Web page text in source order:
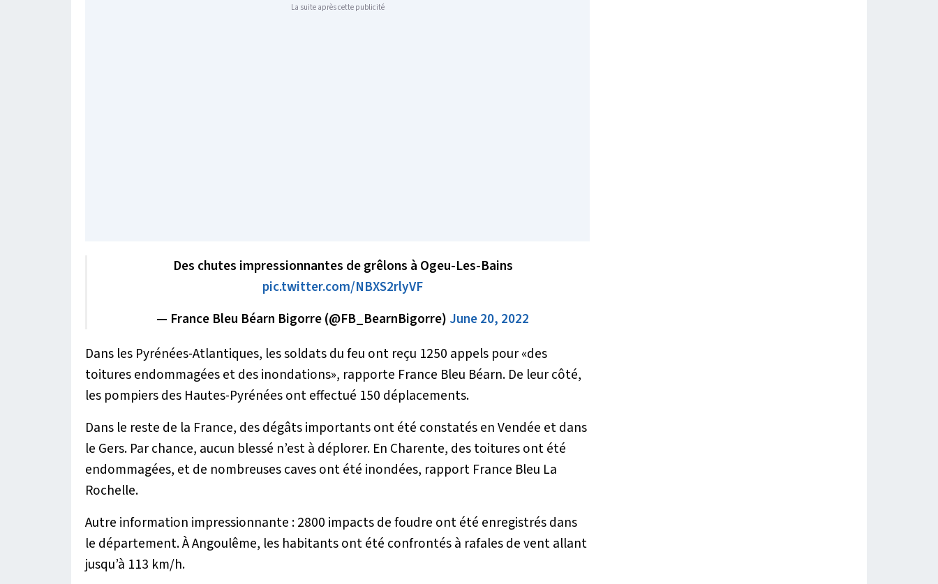
La suite après cette publicité
Des chutes impressionnantes de grêlons à Ogeu-Les-Bains
pic.twitter.com/NBXS2rlyVF
— France Bleu Béarn Bigorre (@FB_BearnBigorre) June 20, 2022
Dans les Pyrénées-Atlantiques, les soldats du feu ont reçu 1250 appels pour «des
toitures endommagées et des inondations», rapporte France Bleu Béarn. De leur côté,
les pompiers des Hautes-Pyrénées ont effectué 150 déplacements.
Dans le reste de la France, des dégâts importants ont été constatés en Vendée et dans
le Gers. Par chance, aucun blessé n’est à déplorer. En Charente, des toitures ont été
endommagées, et de nombreuses caves ont été inondées, rapport France Bleu La
Rochelle.
Autre information impressionnante : 2800 impacts de foudre ont été enregistrés dans
le département. À Angoulême, les habitants ont été confrontés à rafales de vent allant
jusqu’à 113 km/h.